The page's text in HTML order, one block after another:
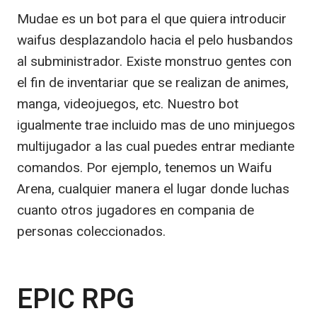
Mudae es un bot para el que quiera introducir
waifus desplazandolo hacia el pelo husbandos
al subministrador. Existe monstruo gentes con
el fin de inventariar que se realizan de animes,
manga, videojuegos, etc. Nuestro bot
igualmente trae incluido mas de uno minjuegos
multijugador a las cual puedes entrar mediante
comandos. Por ejemplo, tenemos un Waifu
Arena, cualquier manera el lugar donde luchas
cuanto otros jugadores en compania de
personas coleccionados.
EPIC RPG